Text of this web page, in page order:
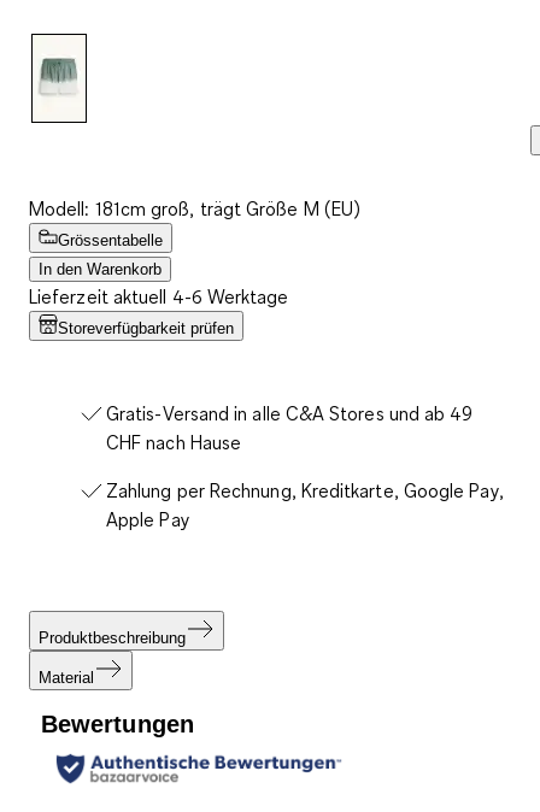
Modell: 181cm groß, trägt Größe M (EU)
Grössentabelle
In den Warenkorb
Lieferzeit aktuell 4-6 Werktage
Storeverfügbarkeit prüfen
Gratis-Versand in alle C&A Stores und ab 49
CHF nach Hause
Zahlung per Rechnung, Kreditkarte, Google Pay,
Apple Pay
Produktbeschreibung
Material
Bewertungen